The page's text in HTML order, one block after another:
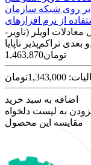
بر روی شبکه سازمان
اویلر (ناویر-
1,463,870تومان
اضافه به سبد خرید
به لیست دلخواه
مقایسه این محصول